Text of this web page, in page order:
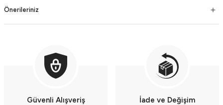
Önerileriniz
Güvenli Alışveriş İade ve Değişim